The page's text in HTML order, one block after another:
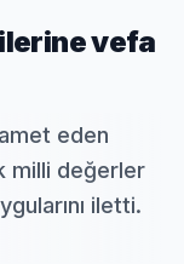
vefa
eden
milli değerler
iletti.